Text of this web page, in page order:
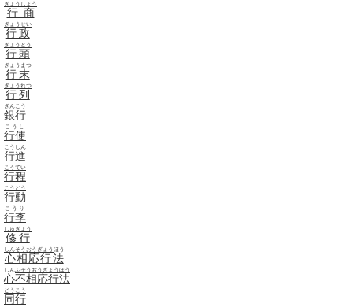
行商
ぎょうしょう
行政
ぎょうせい
行頭
ぎょうとう
行末
ぎょうまつ
行列
ぎょうれつ
銀行
ぎんこう
行使
こうし
行進
こうしん
行程
こうてい
行動
こうどう
行李
こうり
修行
しゅぎょう
心相応行法
しんそう おうぎょう ほう
心不相応行法
しん ふそうおう ぎょうほう
同行
どうこう